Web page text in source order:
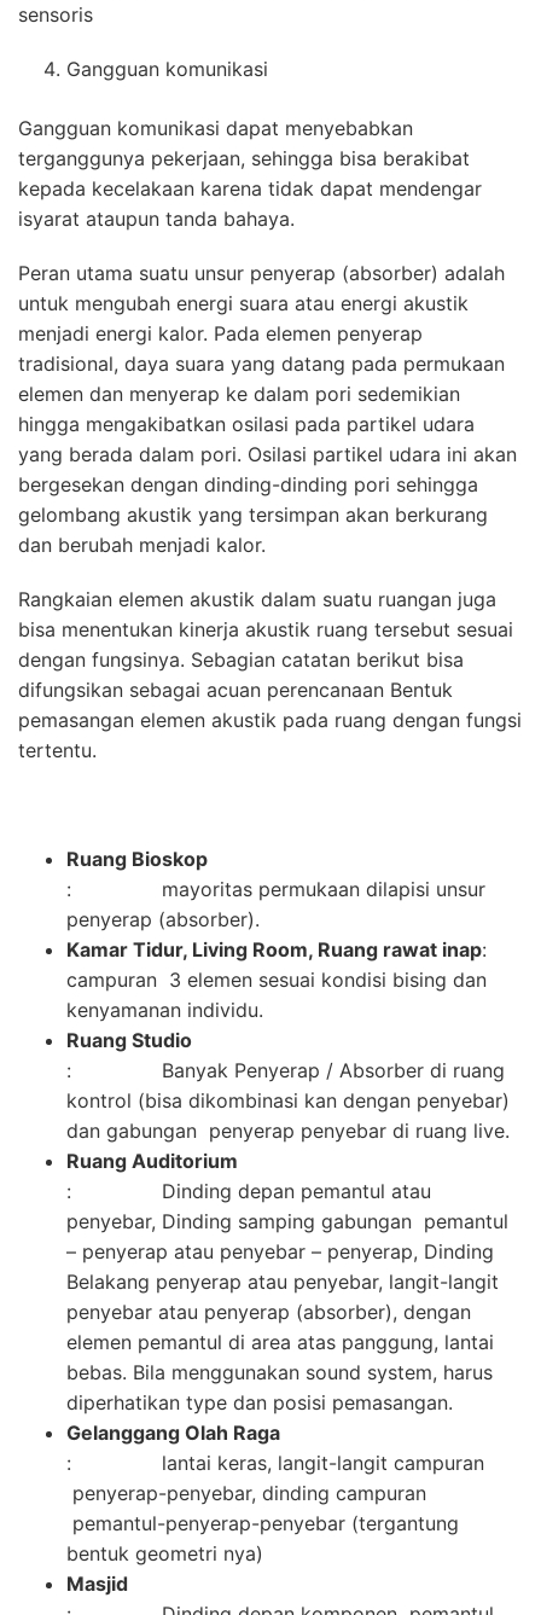
sensoris
Gangguan komunikasi
Gangguan komunikasi dapat menyebabkan
terganggunya pekerjaan, sehingga bisa berakibat
kepada kecelakaan karena tidak dapat mendengar
isyarat ataupun tanda bahaya.
Peran utama suatu unsur penyerap (absorber) adalah
untuk mengubah energi suara atau energi akustik
menjadi energi kalor. Pada elemen penyerap
tradisional, daya suara yang datang pada permukaan
elemen dan menyerap ke dalam pori sedemikian
hingga mengakibatkan osilasi pada partikel udara
yang berada dalam pori. Osilasi partikel udara ini akan
bergesekan dengan dinding-dinding pori sehingga
gelombang akustik yang tersimpan akan berkurang
dan berubah menjadi kalor.
Rangkaian elemen akustik dalam suatu ruangan juga
bisa menentukan kinerja akustik ruang tersebut sesuai
dengan fungsinya. Sebagian catatan berikut bisa
difungsikan sebagai acuan perencanaan Bentuk
pemasangan elemen akustik pada ruang dengan fungsi
tertentu.
Ruang Bioskop
: mayoritas permukaan dilapisi unsur
penyerap (absorber).
Kamar Tidur, Living Room, Ruang rawat inap:
campuran 3 elemen sesuai kondisi bising dan
kenyamanan individu.
Ruang Studio
: Banyak Penyerap / Absorber di ruang
kontrol (bisa dikombinasi kan dengan penyebar)
dan gabungan penyerap penyebar di ruang live.
Ruang Auditorium
: Dinding depan pemantul atau
penyebar, Dinding samping gabungan pemantul
– penyerap atau penyebar – penyerap, Dinding
Belakang penyerap atau penyebar, langit-langit
penyebar atau penyerap (absorber), dengan
elemen pemantul di area atas panggung, lantai
bebas. Bila menggunakan sound system, harus
diperhatikan type dan posisi pemasangan.
Gelanggang Olah Raga
: lantai keras, langit-langit campuran
penyerap-penyebar, dinding campuran
pemantul-penyerap-penyebar (tergantung
bentuk geometri nya)
Masjid